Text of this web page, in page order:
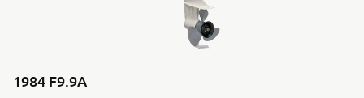
1984 F9.9A